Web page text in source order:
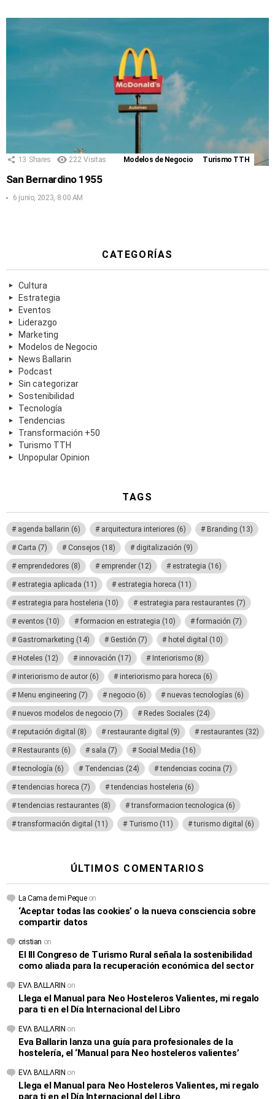
13 Shares 222 Visitas Modelos de Negocio Turismo TTH
San Bernardino 1955
6 junio, 2023, 8:00 AM
CATEGORÍAS
Cultura
Estrategia
Eventos
Liderazgo
Marketing
Modelos de Negocio
News Ballarin
Podcast
Sin categorizar
Sostenibilidad
Tecnología
Tendencias
Transformación +50
Turismo TTH
Unpopular Opinion
TAGS
agenda ballarin (6) arquitectura interiores (6) Branding (13)
Carta (7) Consejos (18) digitalización (9)
emprendedores (8) emprender (12) estrategia (16)
estrategia aplicada (11) estrategia horeca (11)
estrategia para hosteleria (10) estrategia para restaurantes (7)
eventos (10) formacion en estrategia (10) formación (7)
Gastromarketing (14) Gestión (7) hotel digital (10)
Hoteles (12) innovación (17) Interiorismo (8)
interiorismo de autor (6) interiorismo para horeca (6)
Menu engineering (7) negocio (6) nuevas tecnologías (6)
nuevos modelos de negocio (7) Redes Sociales (24)
reputación digital (8) restaurante digital (9) restaurantes (32)
Restaurants (6) sala (7) Social Media (16)
tecnología (6) Tendencias (24) tendencias cocina (7)
tendencias horeca (7) tendencias hosteleria (6)
tendencias restaurantes (8) transformacion tecnologica (6)
transformación digital (11) Turismo (11) turismo digital (6)
ÚLTIMOS COMENTARIOS
La Cama de mi Pequeon
‘Aceptar todas las cookies’ o la nueva consciencia sobre
compartir datos
cristian on
El III Congreso de Turismo Rural señala la sostenibilidad
como aliada para la recuperación económica del sector
EVΛ BΛLLΛRIN on
Llega el Manual para Neo Hosteleros Valientes, mi regalo
para ti en el Día Internacional del Libro
EVΛ BΛLLΛRIN on
Eva Ballarin lanza una guía para profesionales de la
hostelería, el ‘Manual para Neo hosteleros valientes’
EVΛ BΛLLΛRIN on
Llega el Manual para Neo Hosteleros Valientes, mi regalo
para ti en el Día Internacional del Libro